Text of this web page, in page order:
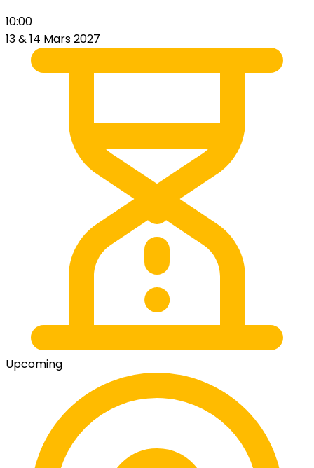
10:00
13 & 14 Mars 2027
Upcoming